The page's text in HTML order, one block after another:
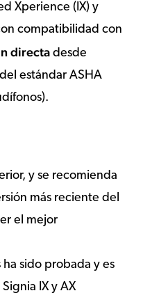
Xperience (IX) y
compatibilidad con
directa desde
estándar ASHA
y se recomienda
más reciente del
el mejor
sido probada y es
IX y AX